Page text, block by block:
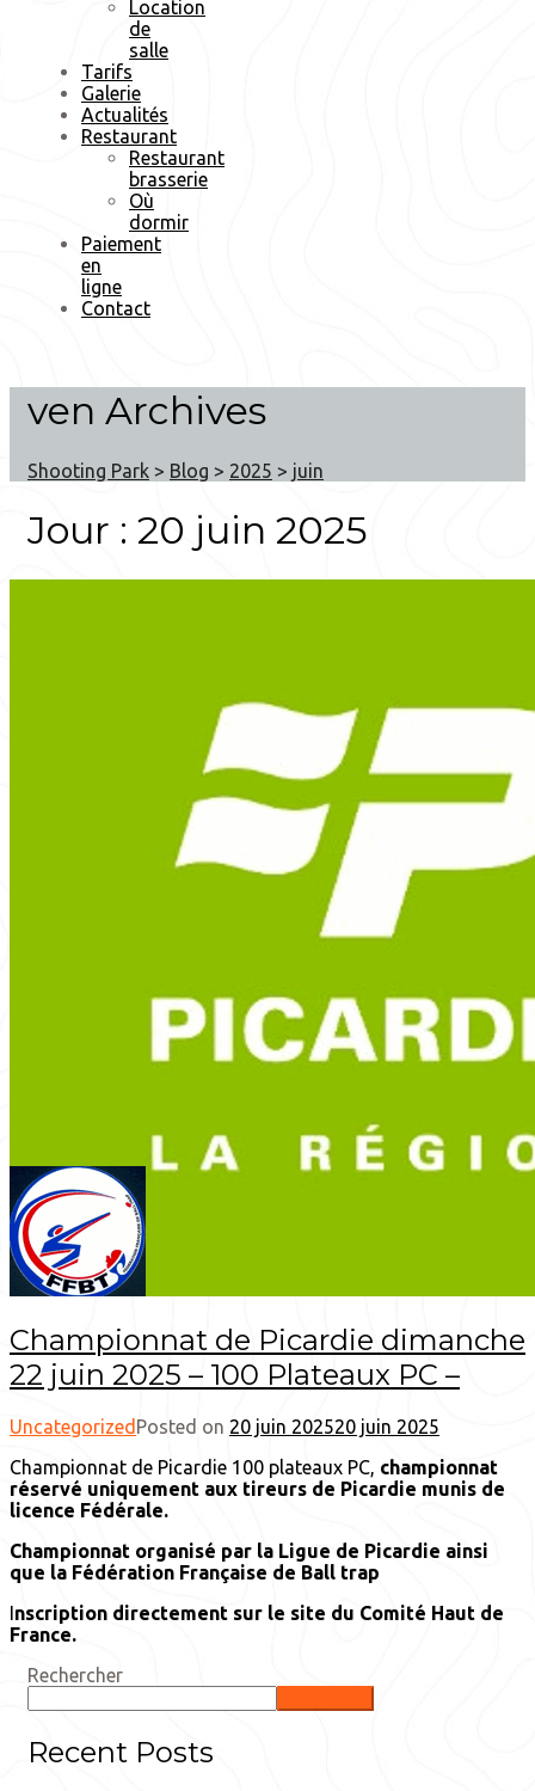
Location
de
salle
Tarifs
Galerie
Actualités
Restaurant
Restaurant
brasserie
Où
dormir
Paiement
en
ligne
Contact
ven Archives
Shooting Park > Blog > 2025 > juin
Jour : 20 juin 2025
Championnat de Picardie dimanche
22 juin 2025 – 100 Plateaux PC –
Uncategorized Posted on 20 juin 202520 juin 2025
Championnat de Picardie 100 plateaux PC, championnat
réservé uniquement aux tireurs de Picardie munis de
licence Fédérale.
Championnat organisé par la Ligue de Picardie ainsi
que la Fédération Française de Ball trap
nscription directement sur le site du Comité Haut de
France.
Rechercher
Recent Posts